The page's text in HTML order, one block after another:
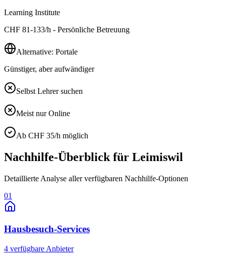
Learning Institute
CHF 81-133/h - Persönliche Betreuung
Alternative: Portale
Günstiger, aber aufwändiger
Selbst Lehrer suchen
Meist nur Online
Ab CHF 35/h möglich
Nachhilfe-Überblick für Leimiswil
Detaillierte Analyse aller verfügbaren Nachhilfe-Optionen
01
Hausbesuch-Services
4 verfügbare Anbieter